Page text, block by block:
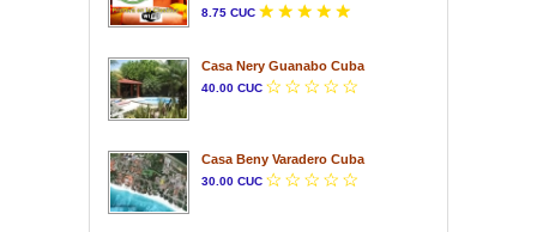
8.75 CUC
Casa Nery Guanabo Cuba
40.00 CUC
Casa Beny Varadero Cuba
30.00 CUC